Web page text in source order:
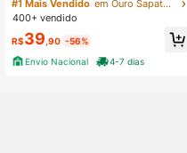
gante
#1 Mais Vendido
em Ouro Sapatos Mocassins Femininos
400+ vendido
R$39 ,90 -56%
Envio Nacional
4-7 dias